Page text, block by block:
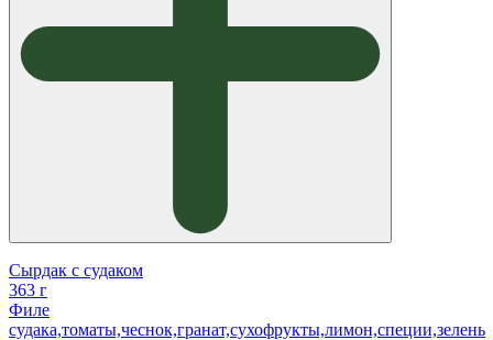
Сырдак с судаком
363 г
Филе
судака,томаты,чеснок,гранат,сухофрукты,лимон,специи,зелень